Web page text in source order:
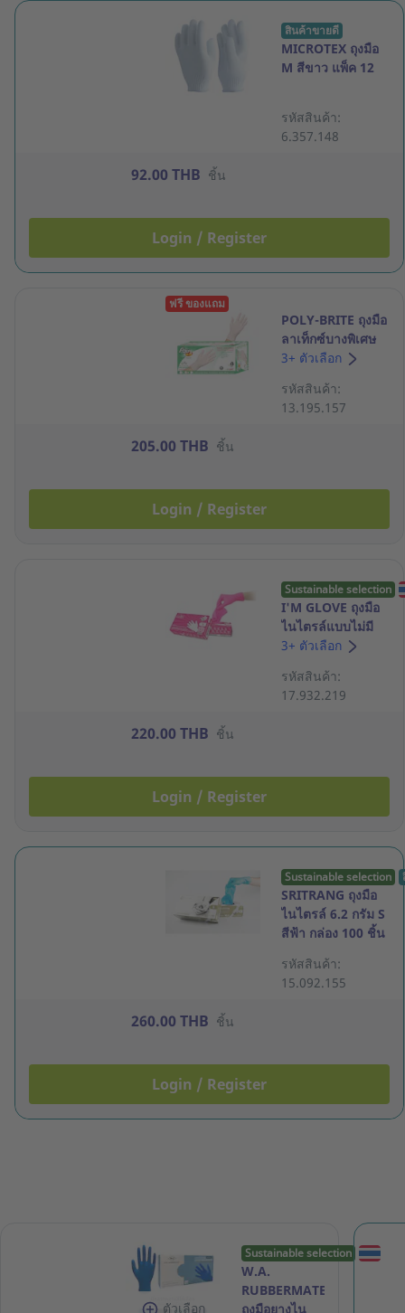
สินค้าขายดี
MICROTEX ถุงมือ
M สีขาว แพ็ค 12
รหัสสินค้า:
6.357.148
92.00 THB ชิ้น
Login / Register
ฟรี ของแถม
POLY-BRITE ถุงมือ
ลาเท็กซ์บางพิเศษ
ชนิดมีแป้ง ขนาด
3+ ตัวเลือก
รหัสสินค้า:
13.195.157
205.00 THB ชิ้น
Login / Register
Sustainable selection
I'M GLOVE ถุงมือ
ไนไตรล์แบบไม่มี
แป้ง เนื้อนุ่ม 3.5
100 ชิ้น
3+ ตัวเลือก
รหัสสินค้า:
17.932.219
220.00 THB ชิ้น
Login / Register
Sustainable selection
SRITRANG ถุงมือ
ไนไตรล์ 6.2 กรัม S
สีฟ้า กล่อง 100 ชิ้น
รหัสสินค้า:
15.092.155
260.00 THB ชิ้น
Login / Register
ตัวเลือก
Sustainable selection
W.A.
RUBBERMATE
ถุงมือยางไน